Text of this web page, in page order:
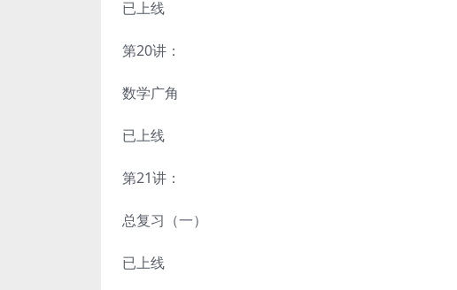
已上线
第20讲：
数学广角
已上线
第21讲：
总复习（一）
已上线